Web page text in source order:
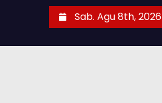
Sab. Agu 8th, 2026